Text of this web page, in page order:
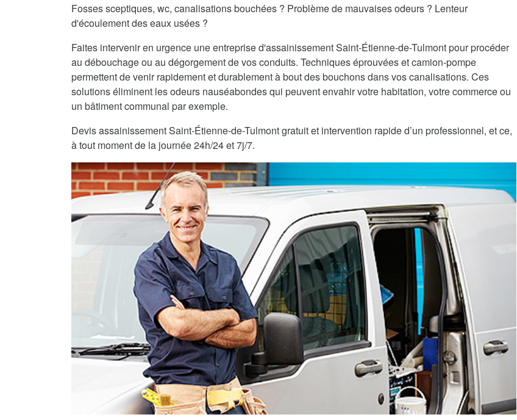
Fosses sceptiques, wc, canalisations bouchées ? Problème de mauvaises odeurs ? Lenteur
d'écoulement des eaux usées ?
Faites intervenir en urgence une entreprise d'assainissement Saint-Étienne-de-Tulmont pour procéder
au débouchage ou au dégorgement de vos conduits. Techniques éprouvées et camion-pompe
permettent de venir rapidement et durablement à bout des bouchons dans vos canalisations. Ces
solutions éliminent les odeurs nauséabondes qui peuvent envahir votre habitation, votre commerce ou
un bâtiment communal par exemple.
Devis assainissement Saint-Étienne-de-Tulmont gratuit et intervention rapide d’un professionnel, et ce,
à tout moment de la journée 24h/24 et 7j/7.